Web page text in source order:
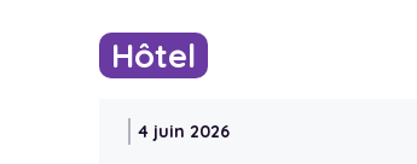
Hôtel
4 juin 2026